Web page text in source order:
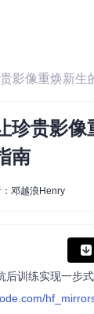
影像重焕新生
珍贵影像
南
邓越浪Henry